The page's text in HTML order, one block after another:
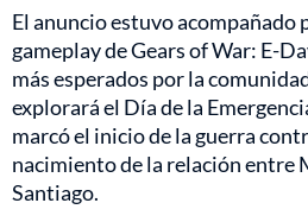
El anuncio estuvo
gameplay de Gears of War: E-
más esperados por la
explorará el Día de la
marcó el inicio de la guerra
nacimiento de la relación entre
Santiago.